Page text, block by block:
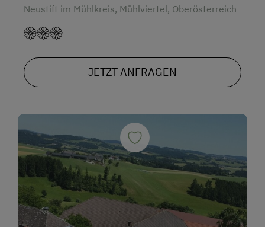
Neustift im Mühlkreis, Mühlviertel, Oberösterreich
JETZT ANFRAGEN